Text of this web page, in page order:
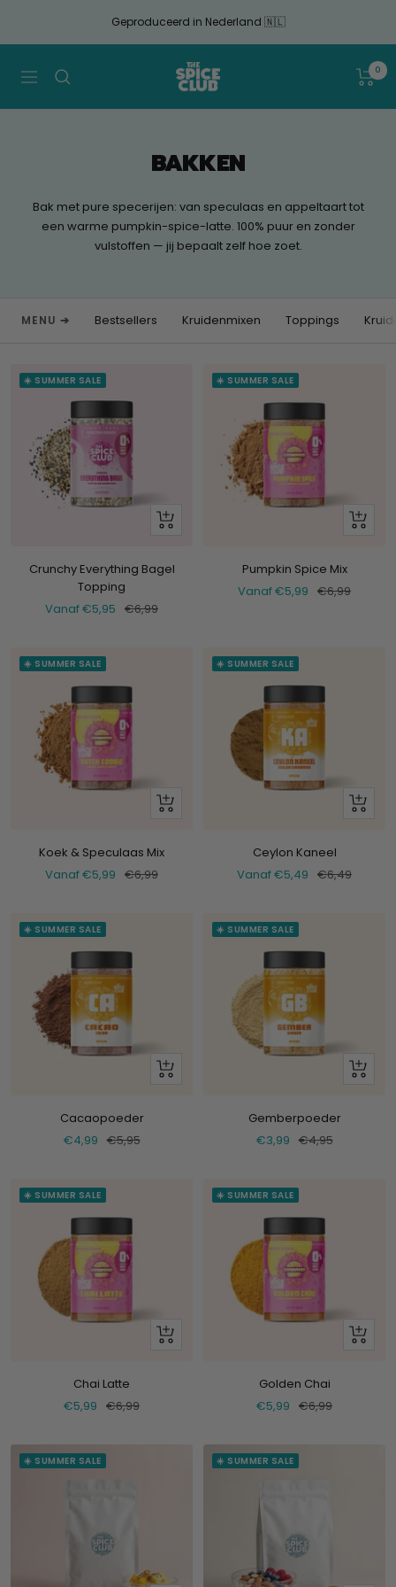
artikel
Geproduceerd in Nederland 🇳🇱
Navigatie
The
Spice
Club
0
BAKKEN
Bak met pure specerijen: van speculaas en appeltaart tot
een warme pumpkin-spice-latte. 100% puur en zonder
vulstoffen — jij bepaalt zelf hoe zoet.
MENU ➔ Bestsellers Kruidenmixen Toppings
☀️ SUMMER SALE
Bekijk
Crunchy Everything Bagel
Topping
Verkoopprijs
Vanaf €5,95 Normale
€6,99
☀️ SUMMER SALE
Bekijk
Pumpkin Spice Mix
Verkoopprijs
Vanaf €5,99 Normale
€6,99
☀️ SUMMER SALE
Bekijk
Koek & Speculaas Mix
Verkoopprijs
Vanaf €5,99 Normale
€6,99
☀️ SUMMER SALE
Bekijk
Ceylon Kaneel
Verkoopprijs
Vanaf €5,49 Normale
€6,49
☀️ SUMMER SALE
+
Cacaopoeder
Verkoopprijs
€4,99 Normale
€5,95
☀️ SUMMER SALE
+
Gemberpoeder
Verkoopprijs
€3,99 Normale
€4,95
☀️ SUMMER SALE
+
Chai Latte
Verkoopprijs
€5,99 Normale
€6,99
☀️ SUMMER SALE
+
Golden Chai
Verkoopprijs
€5,99 Normale
€6,99
☀️ SUMMER SALE ☀️ SUMMER SALE